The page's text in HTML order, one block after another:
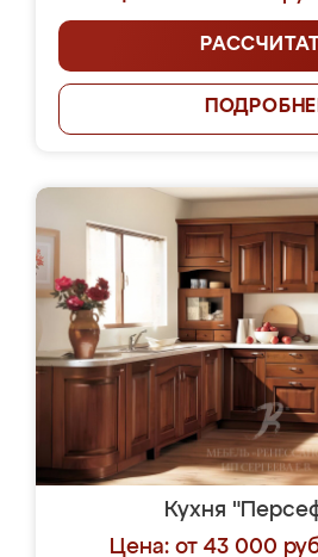
Кухня
Цена: от 43 000